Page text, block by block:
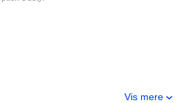
Vis mere